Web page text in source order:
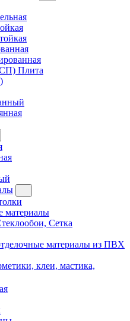
Плита
материалы
Сетка
материалы из ПВХ
клеи, мастика,